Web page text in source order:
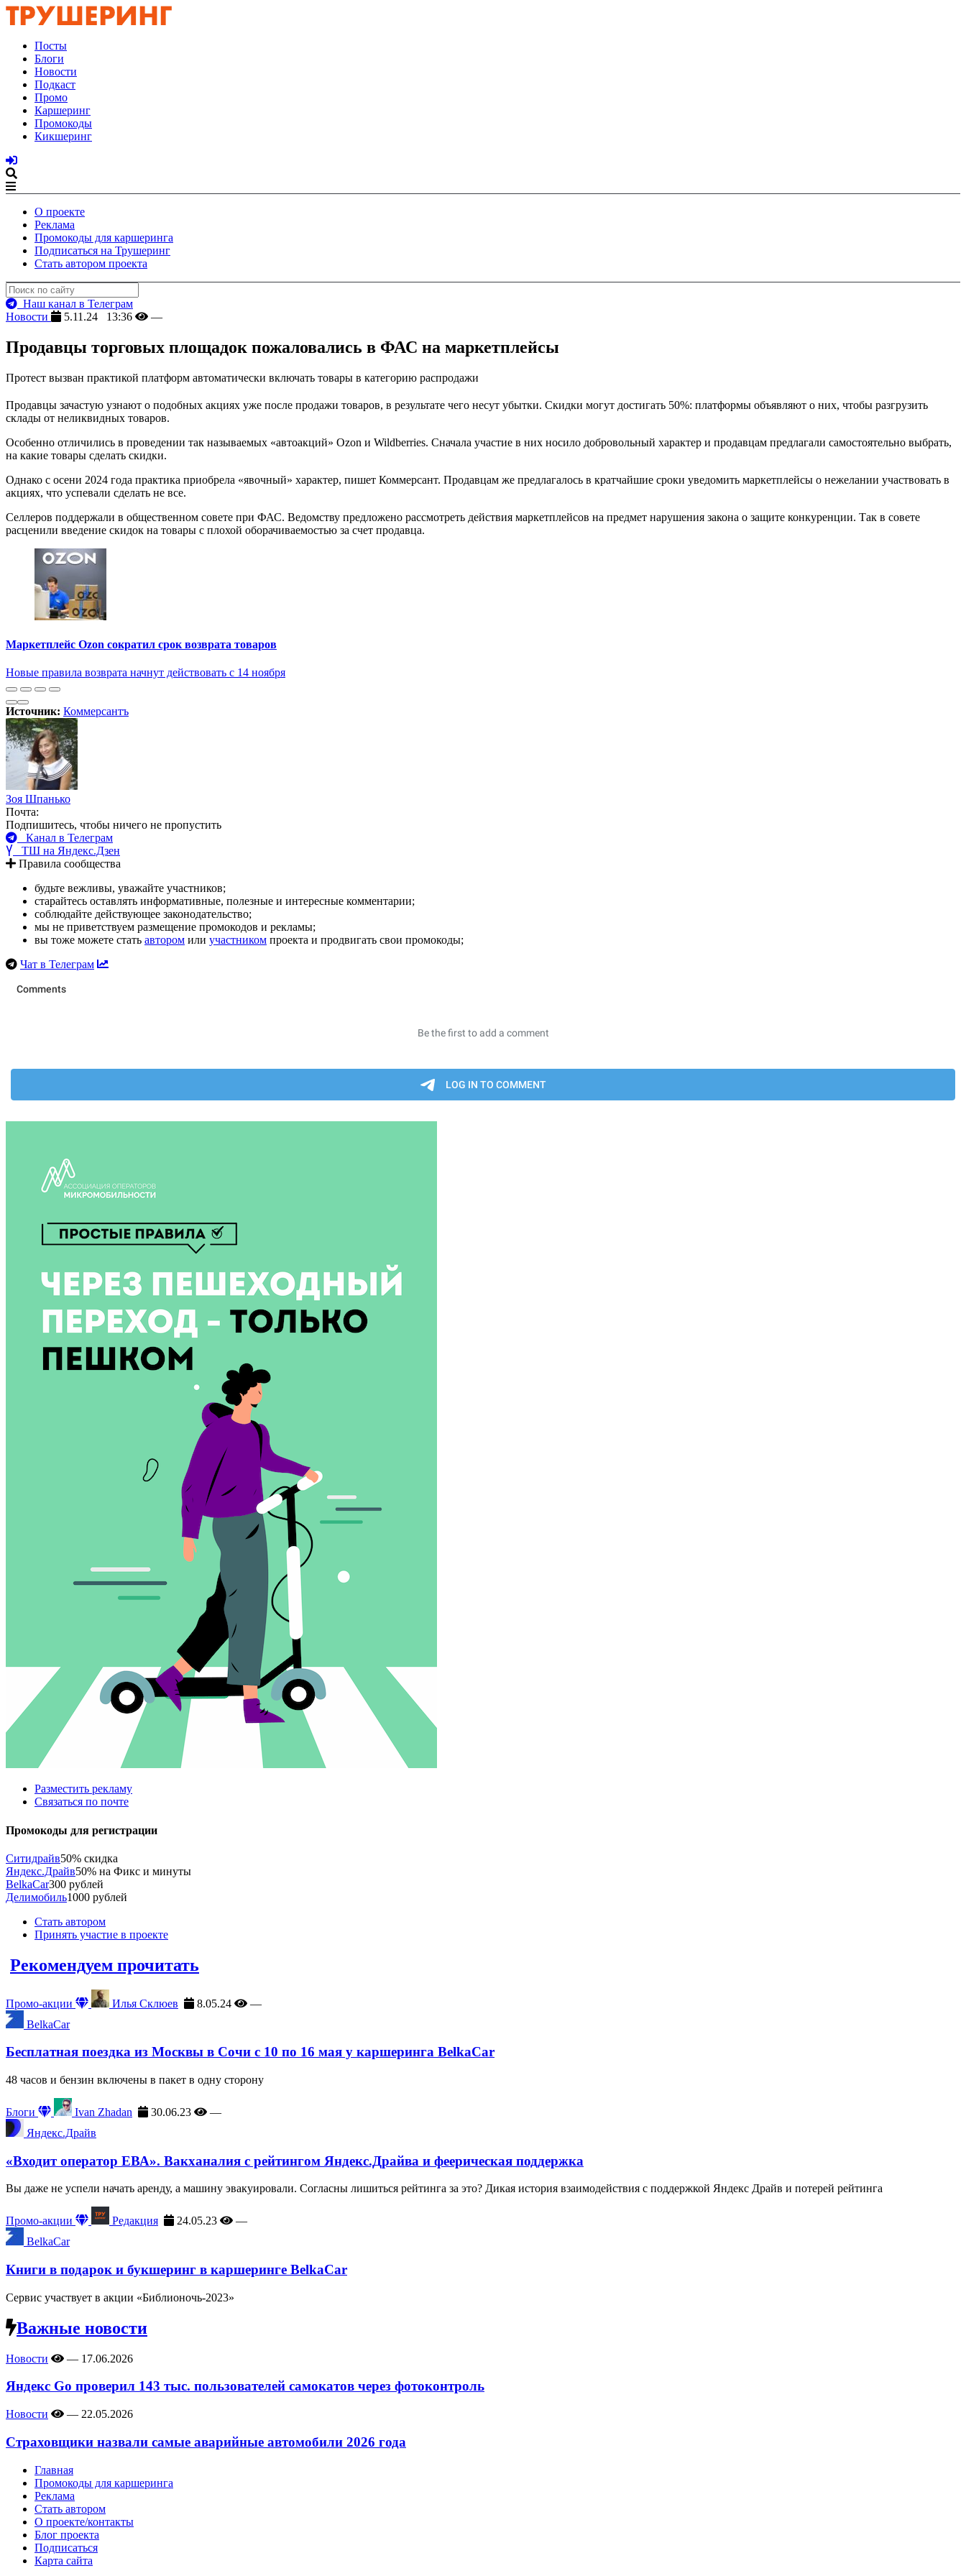
Посты
Блоги
Новости
Подкаст
Промо
Каршеринг
Промокоды
Кикшеринг
О проекте
Реклама
Промокоды для каршеринга
Подписаться на Трушеринг
Стать автором проекта
Наш канал в Телеграм
Новости
5.11.24 13:36 —
Продавцы торговых площадок пожаловались в ФАС на маркетплейсы
Протест вызван практикой платформ автоматически включать товары в категорию распродажи
Продавцы зачастую узнают о подобных акциях уже после продажи товаров, в результате чего несут убытки. Скидки могут достигать 50%: платформы объявляют о них, чтобы разгрузить
склады от неликвидных товаров.
Особенно отличились в проведении так называемых «автоакций» Ozon и Wildberries. Сначала участие в них носило добровольный характер и продавцам предлагали самостоятельно выбрать,
на какие товары сделать скидки.
Однако с осени 2024 года практика приобрела «явочный» характер, пишет Коммерсант. Продавцам же предлагалось в кратчайшие сроки уведомить маркетплейсы о нежелании участвовать в
акциях, что успевали сделать не все.
Селлеров поддержали в общественном совете при ФАС. Ведомству предложено рассмотреть действия маркетплейсов на предмет нарушения закона о защите конкуренции. Так в совете
расценили введение скидок на товары с плохой оборачиваемостью за счет продавца.
Маркетплейс Ozon сократил срок возврата товаров
Новые правила возврата начнут действовать с 14 ноября
Источник: Коммерсантъ
Зоя Шпанько
Почта:
Подпишитесь, чтобы ничего не пропустить
Канал в Телеграм
ТШ на Яндекс.Дзен
Правила сообщества
будьте вежливы, уважайте участников;
старайтесь оставлять информативные, полезные и интересные комментарии;
соблюдайте действующее законодательство;
мы не приветствуем размещение промокодов и рекламы;
вы тоже можете стать автором или участником проекта и продвигать свои промокоды;
Чат в Телеграм
Разместить рекламу
Связаться по почте
Промокоды для регистрации
Ситидрайв50% скидка
Яндекс.Драйв50% на Фикс и минуты
BelkaCar300 рублей
Делимобиль1000 рублей
Стать автором
Принять участие в проекте
Рекомендуем прочитать
Промо-акции Илья Склюев 8.05.24
—
BelkaCar
Бесплатная поездка из Москвы в Сочи с 10 по 16 мая у каршеринга BelkaCar
48 часов и бензин включены в пакет в одну сторону
Блоги Ivan Zhadan 30.06.23
—
Яндекс.Драйв
«Входит оператор ЕВА». Вакханалия с рейтингом Яндекс.Драйва и феерическая поддержка
Вы даже не успели начать аренду, а машину эвакуировали. Согласны лишиться рейтинга за это? Дикая история взаимодействия с поддержкой Яндекс Драйв и потерей рейтинга
Промо-акции Редакция 24.05.23
—
BelkaCar
Книги в подарок и букшеринг в каршеринге BelkaCar
Сервис участвует в акции «Библионочь-2023»
Важные новости
Новости — 17.06.2026
Яндекс Go проверил 143 тыс. пользователей самокатов через фотоконтроль
Новости — 22.05.2026
Страховщики назвали самые аварийные автомобили 2026 года
Главная
Промокоды для каршеринга
Реклама
Стать автором
О проекте/контакты
Блог проекта
Подписаться
Карта сайта